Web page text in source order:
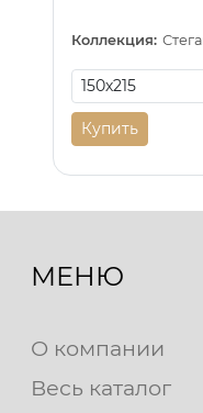
Коллекция:
Купить
МЕНЮ
О компании
Весь каталог